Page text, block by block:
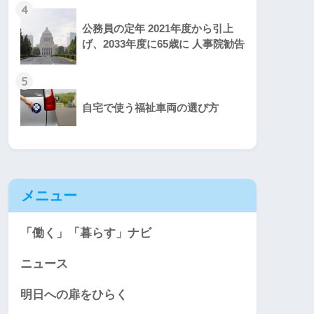
4
公務員の定年 2021年度から引上
げ、2033年度に65歳に 人事院勧告
5
自宅で使う福祉車両の選び方
メニュー
「働く」「暮らす」ナビ
ニュース
明日への扉をひらく